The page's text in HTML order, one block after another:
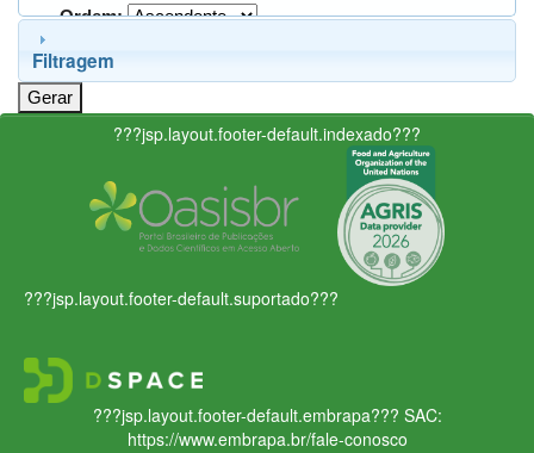
Ordem:
Filtragem
???jsp.layout.footer-default.indexado???
???jsp.layout.footer-default.suportado???
???jsp.layout.footer-default.embrapa??? SAC:
https://www.embrapa.br/fale-conosco